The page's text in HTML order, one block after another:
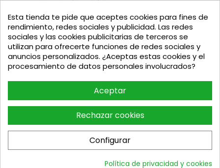
Potencia calorífica: 1 / 2 kW
Potencia calorífica: 3.400 - 6.800 Btu/h
Potencia calorífica: 860 - 1.720 kcal/h
Caudal del aire: 97 m3/h
Alimentación eléctrica: 230/1ph/50 V/Hz
Enchufe (macho) desde el calentador: 16A/3P
Corriente nominal: 8,7 A
Posición del conmutador 1: 1 kW
Posición del conmutador 2: 2 kW
Termostato ambiente: Incluido
Alcance de temperatura: 0 - 40 ºC
Dimensiones del producto: 200x200x200 mm
Peso neto/bruto: 1,9 / 2,1 kg
Esta tienda te pide que aceptes cookies para fines de
rendimiento, redes sociales y publicidad. Las redes
sociales y las cookies publicitarias de terceros se
utilizan para ofrecerte funciones de redes sociales y
anuncios personalizados. ¿Aceptas estas cookies y el
procesamiento de datos personales involucrados?
Aceptar
Rechazar cookies
Configurar
Política de privacidad y cookies